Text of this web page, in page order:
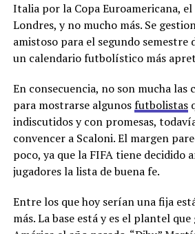
Italia por la Copa Euroamericana, el
Londres, y no mucho más. Se
amistoso para el segundo semestre
un calendario futbolístico más
En consecuencia, no son mucha las
para mostrarse algunosfutbolistas
indiscutidos y con promesas,
convencer a Scaloni. El margen
poco, ya que la FIFA tiene decidido
jugadores la lista de buena fe.
Entre los que hoy serían una fija
más. La base está y es el plantel